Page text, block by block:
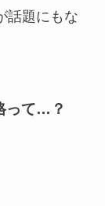
話題にもな
って…？